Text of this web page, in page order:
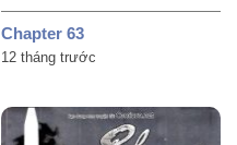
Chapter 63
12 tháng trước